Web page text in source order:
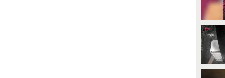
ostruite le vie respiratorie quando